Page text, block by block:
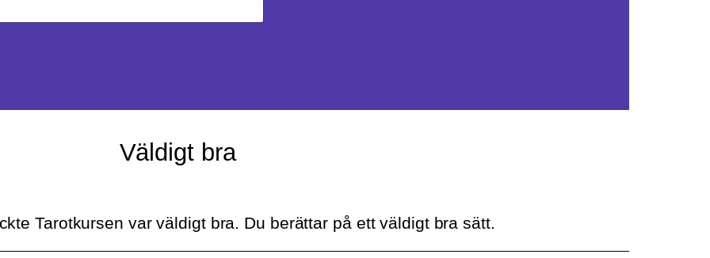
Väldigt bra
Tarotkursen var väldigt bra. Du berättar på ett väldigt bra sätt.